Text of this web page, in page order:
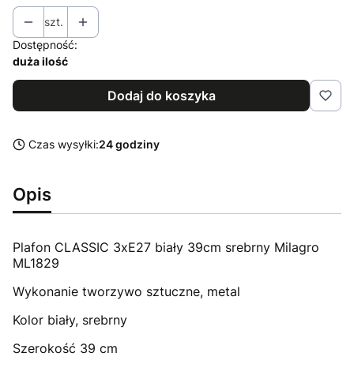
szt.
Dostępność:
duża ilość
Dodaj do koszyka
Czas wysyłki:24 godziny
Opis
Plafon CLASSIC 3xE27 biały 39cm srebrny Milagro
ML1829
Wykonanie tworzywo sztuczne, metal
Kolor biały, srebrny
Szerokość 39 cm